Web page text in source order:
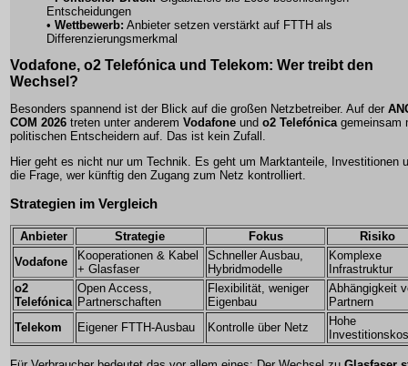
Entscheidungen
• Wettbewerb: Anbieter setzen verstärkt auf FTTH als
Differenzierungsmerkmal
Vodafone, o2 Telefónica und Telekom: Wer treibt den
Wechsel?
Besonders spannend ist der Blick auf die großen Netzbetreiber. Auf der
COM 2026 treten unter anderem Vodafone und o2 Telefónicagemeinsam
politischen Entscheidern auf. Das ist kein Zufall.
Hier geht es nicht nur um Technik. Es geht um Marktanteile, Investitionen
die Frage, wer künftig den Zugang zum Netz kontrolliert.
Strategien im Vergleich
Anbieter Strategie Fokus
Risiko
Vodafone
Kooperationen & Kabel
+ Glasfaser
Schneller Ausbau,
Hybridmodelle
Komplexe
Infrastruktur
o2
Telefónica
Open Access,
Partnerschaften
Flexibilität, weniger
Eigenbau
Abhängigkeit
Partnern
Telekom
Eigener FTTH-Ausbau Kontrolle über Netz
Hohe